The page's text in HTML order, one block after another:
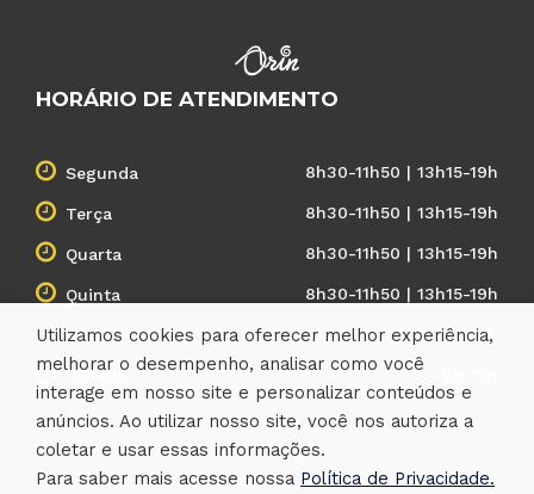
HORÁRIO DE ATENDIMENTO
Segunda 8h30-11h50 | 13h15-19h
Terça 8h30-11h50 | 13h15-19h
Quarta 8h30-11h50 | 13h15-19h
Quinta 8h30-11h50 | 13h15-19h
Sexta 8h30-11h50 | 13h15-19h
Sábado
Copyright © 1995-2024 VSComp. Todos direitos reservados.
Utilizamos cookies para oferecer melhor experiência,
melhorar o desempenho, analisar como você
interage em nosso site e personalizar conteúdos e
anúncios. Ao utilizar nosso site, você nos autoriza a
coletar e usar essas informações.
Para saber mais acesse nossa Política de Privacidade.